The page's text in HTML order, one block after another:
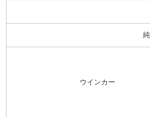
ウインカー